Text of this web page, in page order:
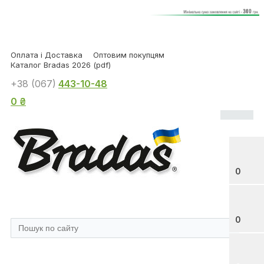
Оплата і Доставка
Оптовим покупцям
Каталог Bradas 2026 (pdf)
0
0
+38 (067) 443-10-48
0 ₴